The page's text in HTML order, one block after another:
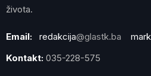
života.
Email: redakcija@glastk.ba
Kontakt: 035-228-575